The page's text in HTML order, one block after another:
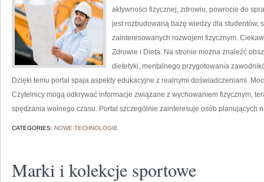
aktywności fizycznej, zdrowiu, powrocie do
jest rozbudowaną bazę wiedzy dla studentów,
zainteresowanych rozwojem fizycznym.
Zdrowie i Dieta. Na stronie można znaleźć
dietetyki, mentalnego przygotowania
Dzięki temu portal spaja aspekty edukacyjne z realnymi doświadczeniami.
Czytelnicy mogą odkrywać informacje związane z wychowaniem fizycznym,
spędzania wolnego czasu. Portal szczególnie zainteresuje osób planujących
CATEGORIES: NOWE TECHNOLOGIE
Marki i kolekcje sportowe